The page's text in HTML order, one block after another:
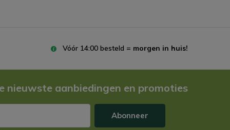
Vóór 14:00 besteld = morgen in huis!
nieuwste aanbiedingen en promoties
Abonneer